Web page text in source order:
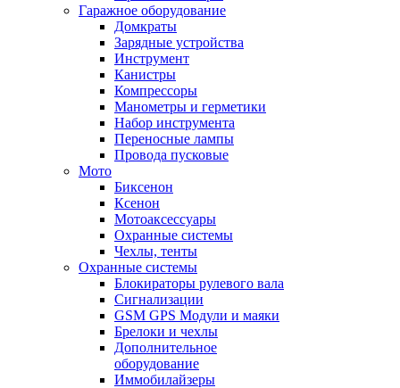
Гаражное оборудование
Домкраты
Зарядные устройства
Инструмент
Канистры
Компрессоры
Манометры и герметики
Набор инструмента
Переносные лампы
Провода пусковые
Мото
Биксенон
Ксенон
Мотоаксессуары
Охранные системы
Чехлы, тенты
Охранные системы
Блокираторы рулевого вала
Сигнализации
GSM GPS Модули и маяки
Брелоки и чехлы
Дополнительное
оборудование
Иммобилайзеры